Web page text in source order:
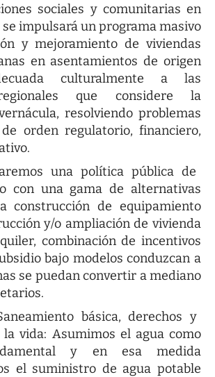
sociales y comunitarias en
impulsará un programa masivo
y mejoramiento de viviendas
en asentamientos de origen
culturalmente a las
que considere la
resolviendo problemas
orden regulatorio, financiero,
una política pública de
con una gama de alternativas
construcción de equipamiento
y/o ampliación de vivienda
combinación de incentivos
bajo modelos conduzcan a
se puedan convertir a mediano
básica, derechos y
vida: Asumimos el agua como
y en esa medida
el suministro de agua potable